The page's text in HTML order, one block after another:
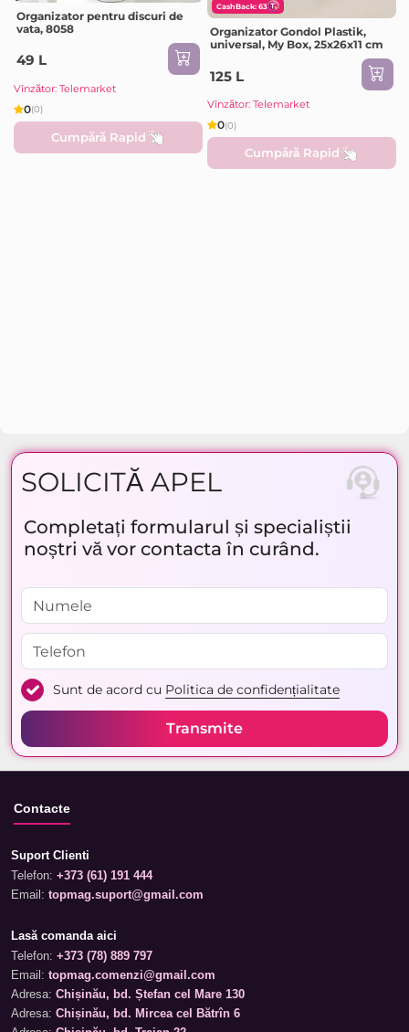
Organizator pentru discuri de
vata, 8058
49 L
Vînzător: Telemarket
0(0)
Cumpără Rapid
CashBack: 63
Organizator Gondol Plastik,
universal, My Box, 25x26x11 cm
125 L
Vînzător: Telemarket
0(0)
Cumpără Rapid
SOLICITĂ APEL
Completați formularul și specialiștii
noștri vă vor contacta în curând.
Sunt de acord cu Politica de confidențialitate
Transmite
Contacte
Suport Clienti
Telefon: +373 (61) 191 444
Email: topmag.suport@gmail.com
Lasă comanda aici
Telefon: +373 (78) 889 797
Email: topmag.comenzi@gmail.com
Adresa: Chișinău, bd. Ștefan cel Mare 130
Adresa: Chișinău, bd. Mircea cel Bătrîn 6